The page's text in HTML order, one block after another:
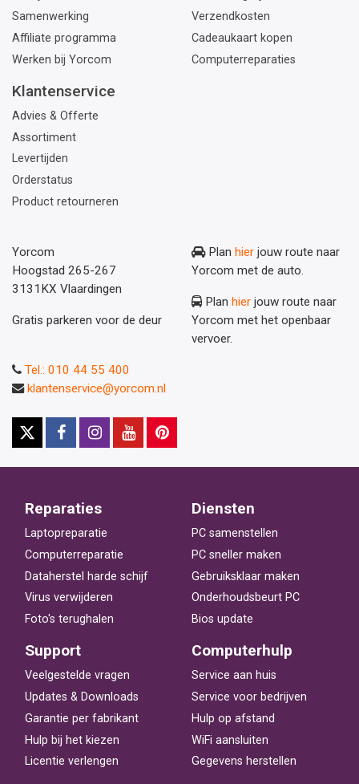
Samenwerking
Affiliate programma
Werken bij Yorcom
Verzendkosten
Cadeaukaart kopen
Computerreparaties
Klantenservice
Advies & Offerte
Assortiment
Levertijden
Orderstatus
Product retourneren
Yorcom
Hoogstad 265-267
3131KX Vlaardingen
Gratis parkeren voor de deur
Plan hier jouw route naar
Yorcom met de auto.
Plan hier jouw route naar
Yorcom met het openbaar
vervoer.
Tel.: 010 44 55 400
klantenservice@yorcom.nl
Reparaties
Laptopreparatie
Computerreparatie
Dataherstel harde schijf
Virus verwijderen
Foto's terughalen
Diensten
PC samenstellen
PC sneller maken
Gebruiksklaar maken
Onderhoudsbeurt PC
Bios update
Support
Veelgestelde vragen
Updates & Downloads
Garantie per fabrikant
Hulp bij het kiezen
Licentie verlengen
Computerhulp
Service aan huis
Service voor bedrijven
Hulp op afstand
WiFi aansluiten
Gegevens herstellen